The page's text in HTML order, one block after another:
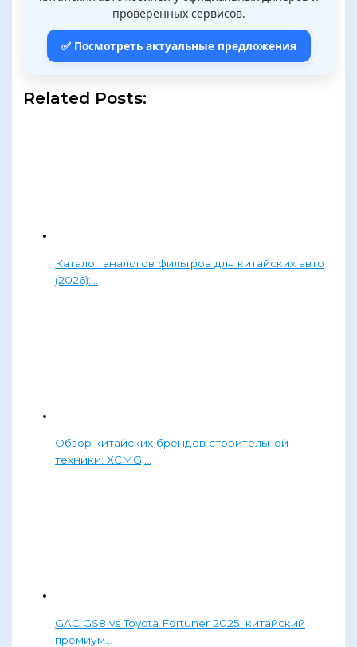
проверенных сервисов.
✅ Посмотреть актуальные предложения
Related Posts:
Каталог аналогов фильтров для китайских авто
(2026):…
Обзор китайских брендов строительной
техники: XCMG,…
GAC GS8 vs Toyota Fortuner 2025: китайский
премиум…